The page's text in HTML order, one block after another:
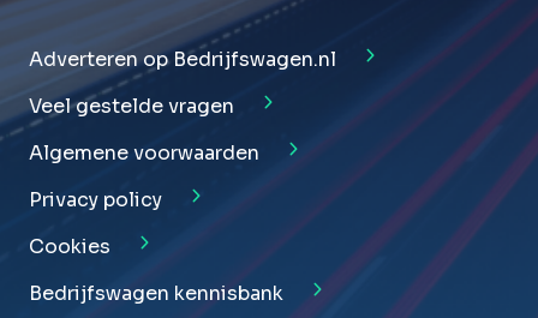
Adverteren op Bedrijfswagen.nl
Veel gestelde vragen
Algemene voorwaarden
Privacy policy
Cookies
Bedrijfswagen kennisbank